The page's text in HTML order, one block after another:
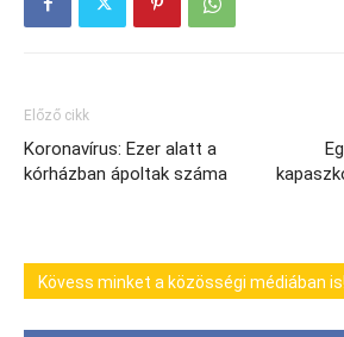
Előző cikk
Koronavírus: Ezer alatt a
kórházban ápoltak száma
Kövess minket a közösségi médiában is!